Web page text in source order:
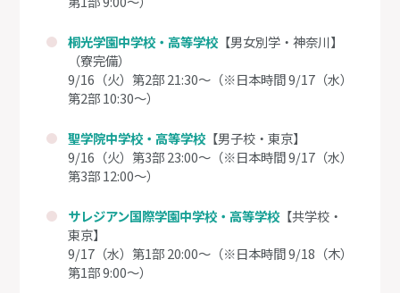
桐光学園中学校・高等学校 【男女別学・神奈川】
（寮完備）
9/16（火）第2部 21:30～（※日本時間 9/17（水）
第2部 10:30～）
聖学院中学校・高等学校 【男子校・東京】
9/16（火）第3部 23:00～（※日本時間 9/17（水）
第3部 12:00～）
サレジアン国際学園中学校・高等学校 【共学校・
東京】
9/17（水）第1部 20:00～（※日本時間 9/18（木）
第1部 9:00～）